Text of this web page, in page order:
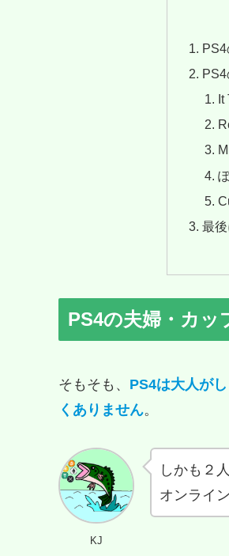
It
最後
PS4の夫婦・カッ
そもそも、 PS4は大人が
くありません。
KJ
しかも２
オンライ